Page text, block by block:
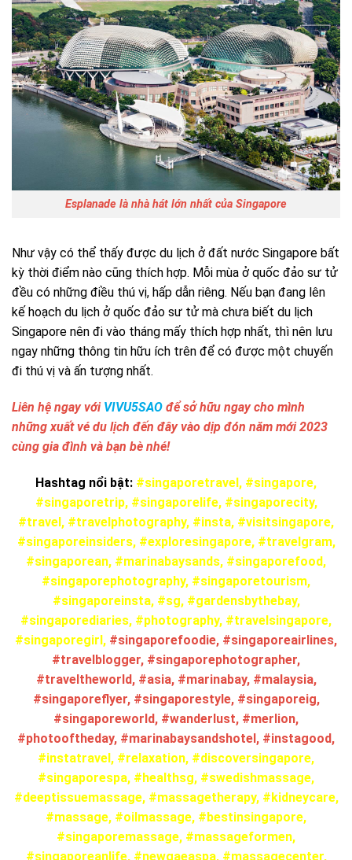
Esplanade là nhà hát lớn nhất của Singapore
Như vậy có thể thấy được du lịch ở đất nước Singapore bất
kỳ thời điểm nào cũng thích hợp. Mỗi mùa ở quốc đảo sư tử
đều có những điều thú vị, hấp dẫn riêng. Nếu bạn đang lên
kế hoạch du lịch ở quốc đảo sư tử mà chưa biết du lịch
Singapore nên đi vào tháng mấy thích hợp nhất, thì nên lưu
ngay những thông tin hữu ích trên để có được một chuyến
đi thú vị và ấn tượng nhất.
Liên hệ ngay với VIVU5SAO để sở hữu ngay cho mình
những xuất vé du lịch đến đây vào dịp đón năm mới 2023
cùng gia đình và bạn bè nhé!
Hashtag nổi bật: #singaporetravel, #singapore,
#singaporetrip, #singaporelife, #singaporecity,
#travel, #travelphotography, #insta, #visitsingapore,
#singaporeinsiders, #exploresingapore, #travelgram,
#singaporean, #marinabaysands, #singaporefood,
#singaporephotography, #singaporetourism,
#singaporeinsta, #sg, #gardensbythebay,
#singaporediaries, #photography, #travelsingapore,
#singaporegirl, #singaporefoodie, #singaporeairlines,
#travelblogger, #singaporephotographer,
#traveltheworld, #asia, #marinabay, #malaysia,
#singaporeflyer, #singaporestyle, #singaporeig,
#singaporeworld, #wanderlust, #merlion,
#photooftheday, #marinabaysandshotel, #instagood,
#instatravel, #relaxation, #discoversingapore,
#singaporespa, #healthsg, #swedishmassage,
#deeptissuemassage, #massagetherapy, #kidneycare,
#massage, #oilmassage, #bestinsingapore,
#singaporemassage, #massageformen,
#singaporeanlife, #newgaeaspa, #massagecenter,